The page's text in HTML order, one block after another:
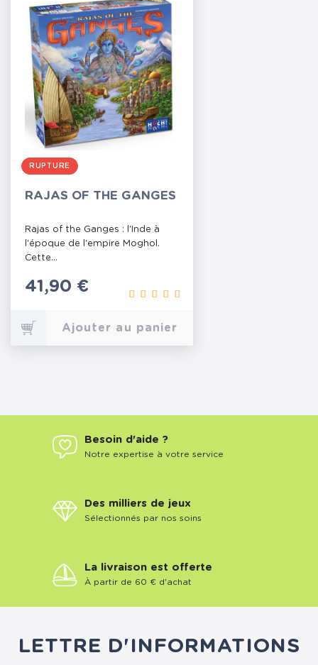
RUPTURE
RAJAS OF THE GANGES
Rajas of the Ganges : l'Inde à
l'époque de l'empire Moghol.
Cette...
Prix
41,90 €
Ajouter au panier
Besoin d'aide ?
Notre expertise à votre service
Des milliers de jeux
Sélectionnés par nos soins
La livraison est offerte
À partir de 60 € d'achat
LETTRE D'INFORMATIONS